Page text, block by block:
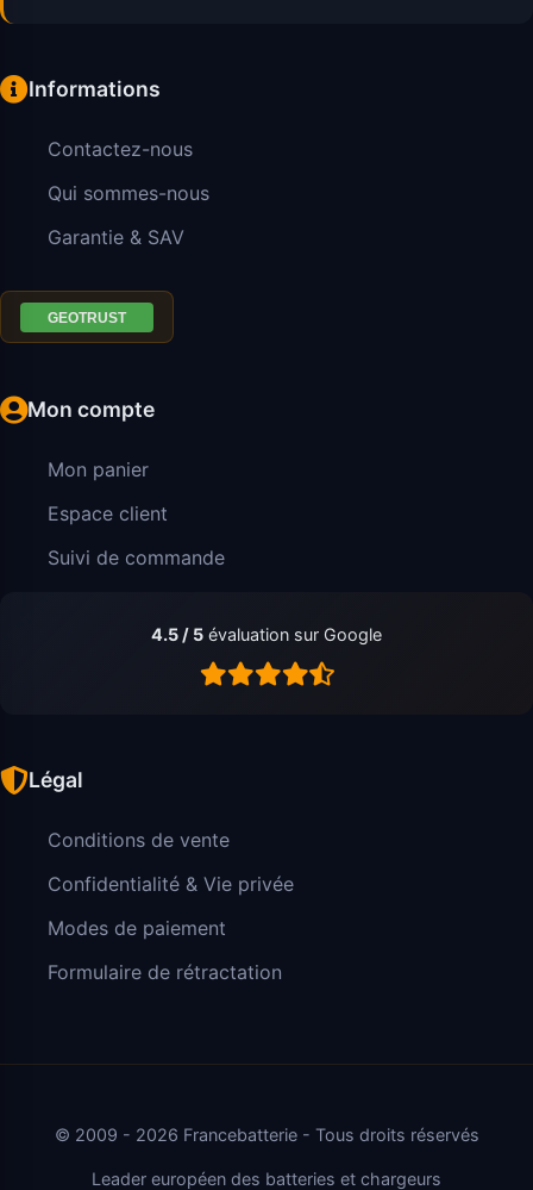
Informations
Contactez-nous
Qui sommes-nous
Garantie & SAV
Mon compte
Mon panier
Espace client
Suivi de commande
4.5 / 5 évaluation sur Google
Légal
Conditions de vente
Confidentialité & Vie privée
Modes de paiement
Formulaire de rétractation
© 2009 - 2026 Francebatterie - Tous droits réservés
Leader européen des batteries et chargeurs